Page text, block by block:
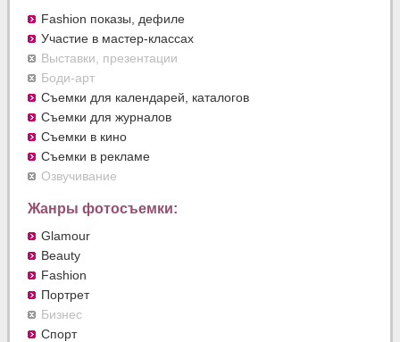
Fashion показы, дефиле
Участие в мастер-классах
Выставки, презентации
Боди-арт
Съемки для календарей, каталогов
Съемки для журналов
Съемки в кино
Съемки в рекламе
Озвучивание
Жанры фотосъемки:
Glamour
Beauty
Fashion
Портрет
Бизнес
Спорт